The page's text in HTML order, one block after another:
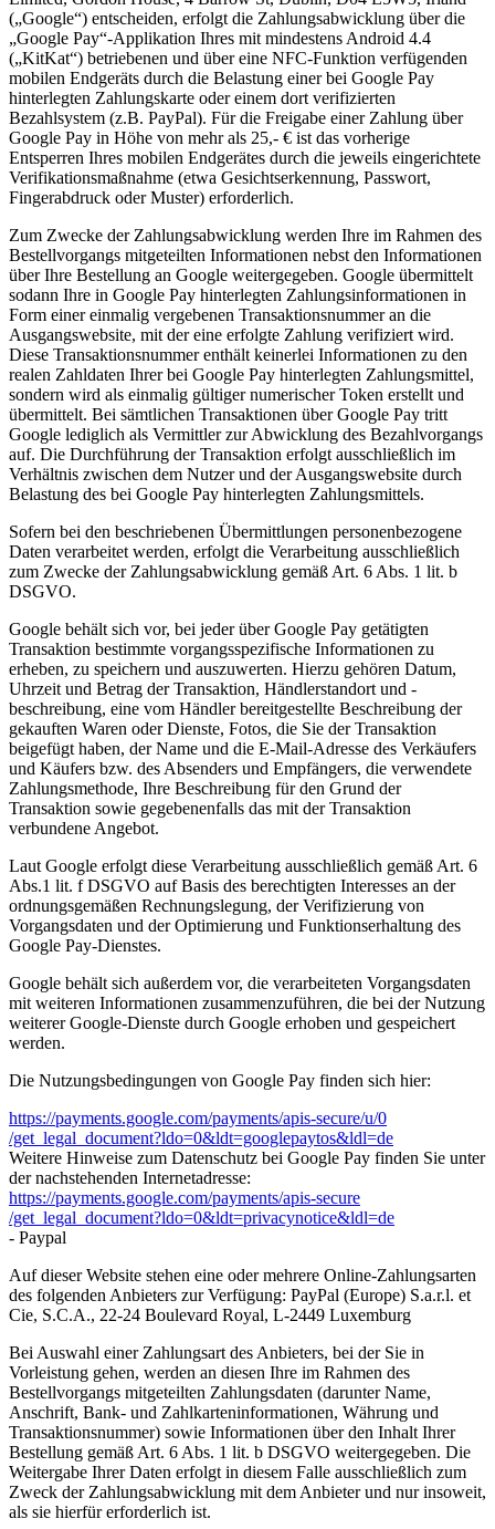
(„Google“) entscheiden, erfolgt die Zahlungsabwicklung über die
„Google Pay“-Applikation Ihres mit mindestens Android 4.4
(„KitKat“) betriebenen und über eine NFC-Funktion verfügenden
mobilen Endgeräts durch die Belastung einer bei Google Pay
hinterlegten Zahlungskarte oder einem dort verifizierten
Bezahlsystem (z.B. PayPal). Für die Freigabe einer Zahlung über
Google Pay in Höhe von mehr als 25,- € ist das vorherige
Entsperren Ihres mobilen Endgerätes durch die jeweils eingerichtete
Verifikationsmaßnahme (etwa Gesichtserkennung, Passwort,
Fingerabdruck oder Muster) erforderlich.
Zum Zwecke der Zahlungsabwicklung werden Ihre im Rahmen des
Bestellvorgangs mitgeteilten Informationen nebst den Informationen
über Ihre Bestellung an Google weitergegeben. Google übermittelt
sodann Ihre in Google Pay hinterlegten Zahlungsinformationen in
Form einer einmalig vergebenen Transaktionsnummer an die
Ausgangswebsite, mit der eine erfolgte Zahlung verifiziert wird.
Diese Transaktionsnummer enthält keinerlei Informationen zu den
realen Zahldaten Ihrer bei Google Pay hinterlegten Zahlungsmittel,
sondern wird als einmalig gültiger numerischer Token erstellt und
übermittelt. Bei sämtlichen Transaktionen über Google Pay tritt
Google lediglich als Vermittler zur Abwicklung des Bezahlvorgangs
auf. Die Durchführung der Transaktion erfolgt ausschließlich im
Verhältnis zwischen dem Nutzer und der Ausgangswebsite durch
Belastung des bei Google Pay hinterlegten Zahlungsmittels.
Sofern bei den beschriebenen Übermittlungen personenbezogene
Daten verarbeitet werden, erfolgt die Verarbeitung ausschließlich
zum Zwecke der Zahlungsabwicklung gemäß Art. 6 Abs. 1 lit. b
DSGVO.
Google behält sich vor, bei jeder über Google Pay getätigten
Transaktion bestimmte vorgangsspezifische Informationen zu
erheben, zu speichern und auszuwerten. Hierzu gehören Datum,
Uhrzeit und Betrag der Transaktion, Händlerstandort und -
beschreibung, eine vom Händler bereitgestellte Beschreibung der
gekauften Waren oder Dienste, Fotos, die Sie der Transaktion
beigefügt haben, der Name und die E-Mail-Adresse des Verkäufers
und Käufers bzw. des Absenders und Empfängers, die verwendete
Zahlungsmethode, Ihre Beschreibung für den Grund der
Transaktion sowie gegebenenfalls das mit der Transaktion
verbundene Angebot.
Laut Google erfolgt diese Verarbeitung ausschließlich gemäß Art. 6
Abs.1 lit. f DSGVO auf Basis des berechtigten Interesses an der
ordnungsgemäßen Rechnungslegung, der Verifizierung von
Vorgangsdaten und der Optimierung und Funktionserhaltung des
Google Pay-Dienstes.
Google behält sich außerdem vor, die verarbeiteten Vorgangsdaten
mit weiteren Informationen zusammenzuführen, die bei der Nutzung
weiterer Google-Dienste durch Google erhoben und gespeichert
werden.
Die Nutzungsbedingungen von Google Pay finden sich hier:
https://payments.google.com/payments/apis-secure/u/0
/get_legal_document?ldo=0&ldt=googlepaytos&ldl=de
Weitere Hinweise zum Datenschutz bei Google Pay finden Sie unter
der nachstehenden Internetadresse:
https://payments.google.com/payments/apis-secure
/get_legal_document?ldo=0&ldt=privacynotice&ldl=de
- Paypal
Auf dieser Website stehen eine oder mehrere Online-Zahlungsarten
des folgenden Anbieters zur Verfügung: PayPal (Europe) S.a.r.l. et
Cie, S.C.A., 22-24 Boulevard Royal, L-2449 Luxemburg
Bei Auswahl einer Zahlungsart des Anbieters, bei der Sie in
Vorleistung gehen, werden an diesen Ihre im Rahmen des
Bestellvorgangs mitgeteilten Zahlungsdaten (darunter Name,
Anschrift, Bank- und Zahlkarteninformationen, Währung und
Transaktionsnummer) sowie Informationen über den Inhalt Ihrer
Bestellung gemäß Art. 6 Abs. 1 lit. b DSGVO weitergegeben. Die
Weitergabe Ihrer Daten erfolgt in diesem Falle ausschließlich zum
Zweck der Zahlungsabwicklung mit dem Anbieter und nur insoweit,
als sie hierfür erforderlich ist.